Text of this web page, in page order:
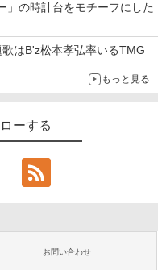
」の時計台をモチーフにした
はB'z松本孝弘率いるTMG
もっと見る
ーする
お問い合わせ